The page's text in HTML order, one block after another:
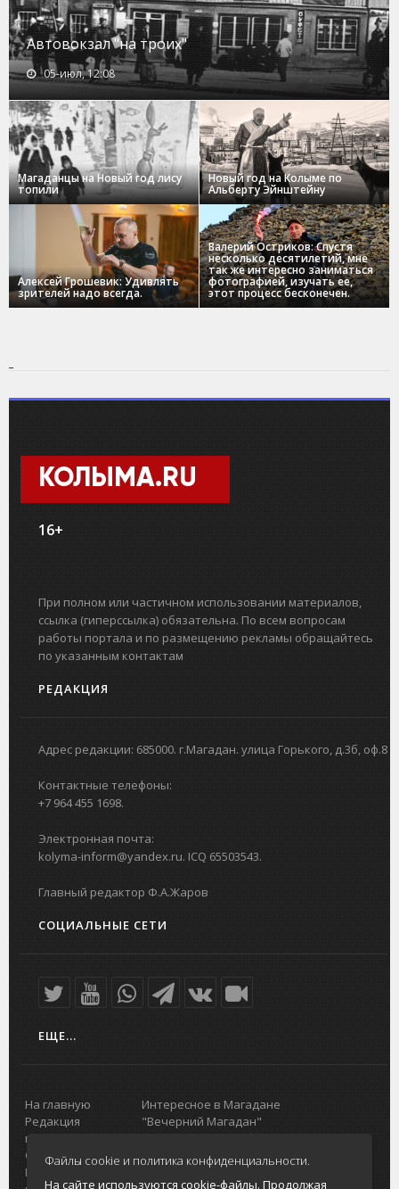
Автовокзал "на троих"
05-июл, 12:08
Магаданцы на Новый год лису
топили
Новый год на Колыме по
Альберту Эйнштейну
Алексей Грошевик: Удивлять
зрителей надо всегда.
Валерий Остриков: Спустя
несколько десятилетий, мне
так же интересно заниматься
фотографией, изучать ее,
этот процесс бесконечен.
КОЛЫМА.RU
16+
При полном или частичном использовании материалов,
ссылка (гиперссылка) обязательна. По всем вопросам
работы портала и по размещению рекламы обращайтесь
по указанным контактам
РЕДАКЦИЯ
Адрес редакции: 685000. г.Магадан. улица Горького, д.3б, оф.8
Контактные телефоны:
+7 964 455 1698.
Электронная почта:
kolyma-inform@yandex.ru. ICQ 65503543.
Главный редактор Ф.А.Жаров
СОЦИАЛЬНЫЕ СЕТИ
ЕЩЕ...
На главную
Редакция
портала
О проекте
Реклама на
Интересное в Магадане
"Вечерний Магадан"
Городская доска объявлений
Реклама
Главный туристический портал
Файлы cookie и политика конфиденциальности.
На сайте используются cookie-файлы. Продолжая